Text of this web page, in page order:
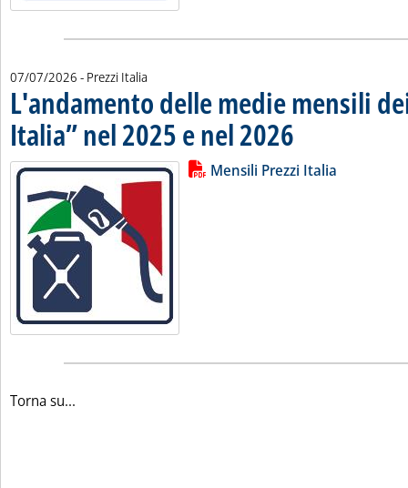
07/07/2026 - Prezzi Italia
L'andamento delle medie mensili
Italia” nel 2025 e nel 2026
Leggi tutta la notizia:
Lista allegati PDF alla notiziaMensili Prezzi Italia
Torna su...